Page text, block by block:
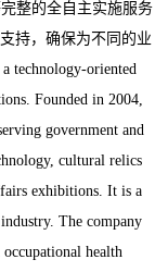
整的全自主实施服务
持，确保为不同的业
technology-oriented
Founded in 2004,
government and
cultural relics
exhibitions. It is a
The company
health